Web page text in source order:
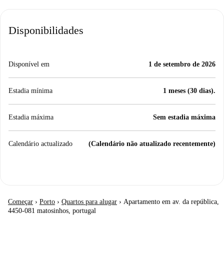
Disponibilidades
Disponível em 1 de setembro de 2026
Estadia mínima 1 meses (30 dias).
Estadia máxima Sem estadia máxima
Calendário actualizado (Calendário não atualizado recentemente)
Começar › Porto › Quartos para alugar › Apartamento em av. da república,
4450-081 matosinhos, portugal